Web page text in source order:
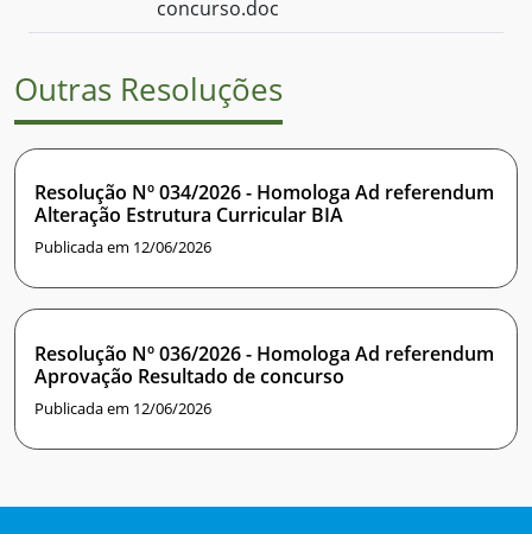
concurso.doc
Outras Resoluções
Resolução Nº 034/2026 - Homologa Ad referendum
Alteração Estrutura Curricular BIA
Publicada em 12/06/2026
Resolução Nº 036/2026 - Homologa Ad referendum
Aprovação Resultado de concurso
Publicada em 12/06/2026